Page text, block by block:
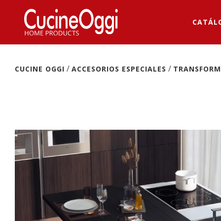
CUCINE OGGI / ACCESORIOS ESPECIALES /